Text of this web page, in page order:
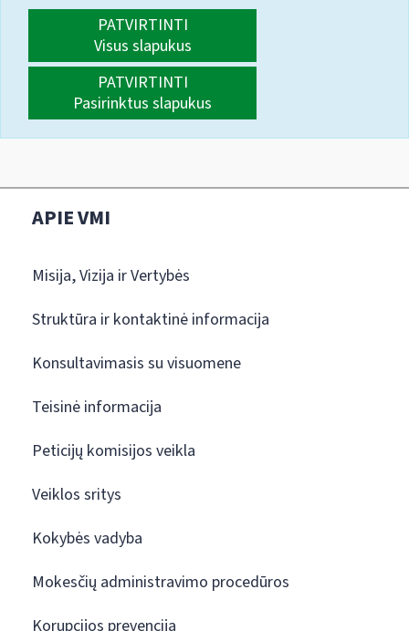
PATVIRTINTI
Visus slapukus
PATVIRTINTI
Pasirinktus slapukus
APIE VMI
Misija, Vizija ir Vertybės
Struktūra ir kontaktinė informacija
Konsultavimasis su visuomene
Teisinė informacija
Peticijų komisijos veikla
Veiklos sritys
Kokybės vadyba
Mokesčių administravimo procedūros
Korupcijos prevencija